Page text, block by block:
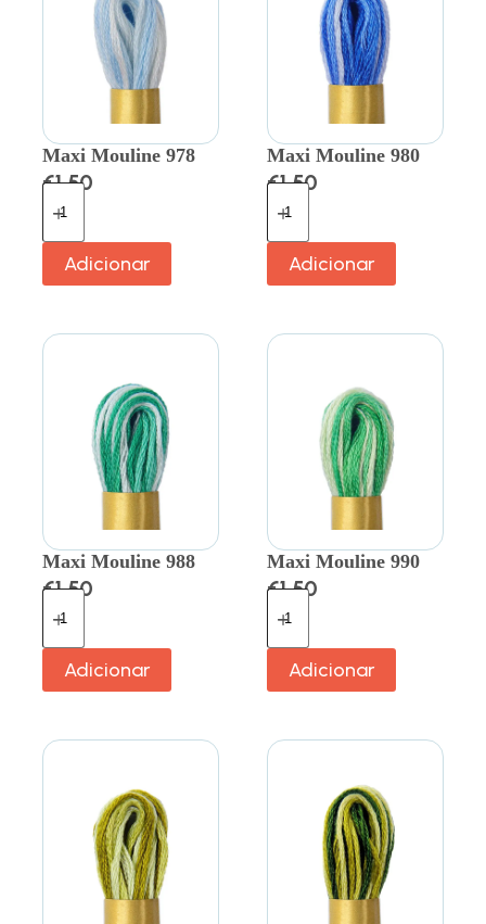
Maxi Mouline 978
€1.50
Adicionar
Maxi Mouline 980
€1.50
Adicionar
Maxi Mouline 988
€1.50
Adicionar
Maxi Mouline 990
€1.50
Adicionar